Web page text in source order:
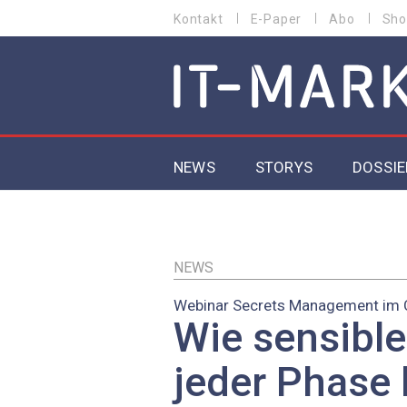
zum
MENU
Kontakt E-Paper Abo
MAIN NAVIGATION
NEWS STORYS
EU-
NEWS
Webinar Secrets Management
Wie
jeder